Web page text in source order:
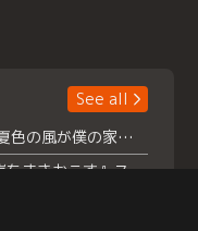
See all
浮所飛貴主演！ 【夏色の風が僕の家にやってきた】 本日よりテラサで独占配信スタート！
『夏色の雲が恋と嵐をまきおこす』スペシャルメイキング 【Part1】2026年７月18日（土）23時30分～配信スタート！話題のシーンの裏側を大公開！豪華キャスト大集合！ 『武宮家 真夏の家族会議』開催！